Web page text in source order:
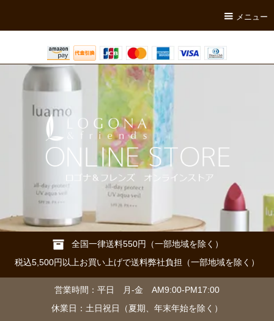
メニュー
全国一律送料550円（一部地域を除く）
税込5,500円以上お買い上げで送料弊社負担（一部地域を除く）
営業時間：平日 月-金 AM9:00-PM17:00
休業日：土日祝日（夏期、年末年始を除く）